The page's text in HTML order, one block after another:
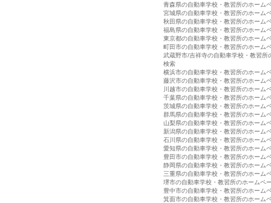
青森県の自動車学校・教習所のホーム
宮城県の自動車学校・教習所のホーム
秋田県の自動車学校・教習所のホーム
福島県の自動車学校・教習所のホーム
東京都の自動車学校・教習所のホーム
町田市の自動車学校・教習所のホーム
武蔵野市/吉祥寺の自動車学校・教習所
検索
横浜市の自動車学校・教習所のホーム
藤沢市の自動車学校・教習所のホーム
川越市の自動車学校・教習所のホーム
千葉県の自動車学校・教習所のホーム
茨城県の自動車学校・教習所のホーム
群馬県の自動車学校・教習所のホーム
山梨県の自動車学校・教習所のホーム
新潟県の自動車学校・教習所のホーム
石川県の自動車学校・教習所のホーム
愛知県の自動車学校・教習所のホーム
豊田市の自動車学校・教習所のホーム
静岡県の自動車学校・教習所のホーム
三重県の自動車学校・教習所のホーム
堺市の自動車学校・教習所のホームペ
豊中市の自動車学校・教習所のホーム
箕面市の自動車学校・教習所のホーム